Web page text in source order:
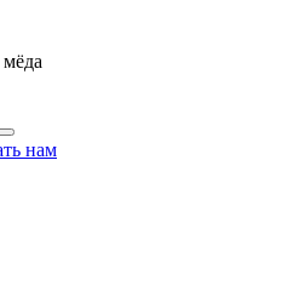
нам